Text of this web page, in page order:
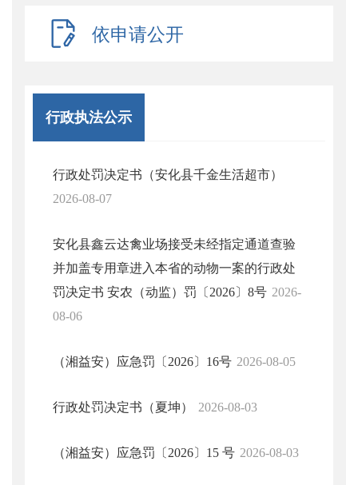
依申请公开
行政执法公示
行政处罚决定书（安化县千金生活超市）
2026-08-07
安化县鑫云达禽业场接受未经指定通道查验
并加盖专用章进入本省的动物一案的行政处
罚决定书 安农（动监）罚〔2026〕8号 2026-
08-06
（湘益安）应急罚〔2026〕16号 2026-08-05
行政处罚决定书（夏坤） 2026-08-03
（湘益安）应急罚〔2026〕15 号 2026-08-03